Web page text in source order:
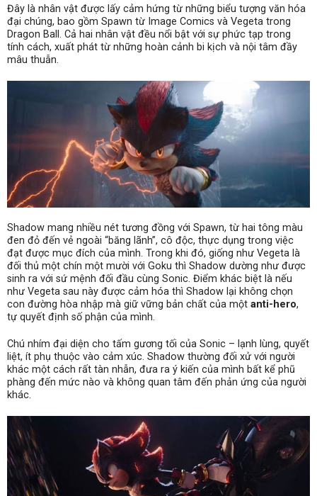
Đây là nhân vật được lấy cảm hứng từ những biểu tượng văn hóa
đại chúng, bao gồm Spawn từ Image Comics và Vegeta trong
Dragon Ball. Cả hai nhân vật đều nổi bật với sự phức tạp trong
tính cách, xuất phát từ những hoàn cảnh bi kịch và nội tâm đầy
mâu thuẫn.
Shadow mang nhiều nét tương đồng với Spawn, từ hai tông màu
đen đỏ đến vẻ ngoài “băng lãnh”, cô độc, thực dụng trong việc
đạt được mục đích của mình. Trong khi đó, giống như Vegeta là
đối thủ một chín một mười với Goku thì Shadow dường như được
sinh ra với sứ mệnh đối đầu cùng Sonic. Điểm khác biệt là nếu
như Vegeta sau này được cảm hóa thì Shadow lại không chọn
con đường hòa nhập mà giữ vững bản chất của một anti-hero,
tự quyết định số phận của mình.
Chú nhím đại diện cho tấm gương tối của Sonic – lạnh lùng, quyết
liệt, ít phụ thuộc vào cảm xúc. Shadow thường đối xử với người
khác một cách rất tàn nhẫn, đưa ra ý kiến ​​của mình bất kể phũ
phàng đến mức nào và không quan tâm đến phản ứng của người
khác.